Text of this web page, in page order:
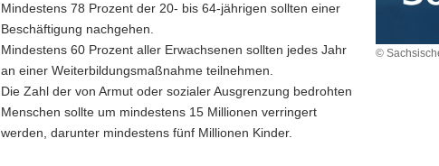
©
Mindestens 78 Prozent der 20- bis 64-jährigen sollten einer
Beschäftigung nachgehen.
Mindestens 60 Prozent aller Erwachsenen sollten jedes Jahr
an einer Weiterbildungsmaßnahme teilnehmen.
Die Zahl der von Armut oder sozialer Ausgrenzung bedrohten
Menschen sollte um mindestens 15 Millionen verringert
werden, darunter mindestens fünf Millionen Kinder.